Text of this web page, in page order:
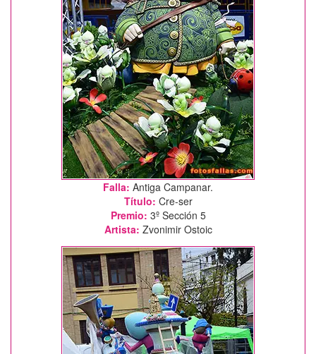
Falla: Antiga Campanar.
Título: Cre-ser
Premio: 3º Sección 5
Artista: Zvonimir Ostoic